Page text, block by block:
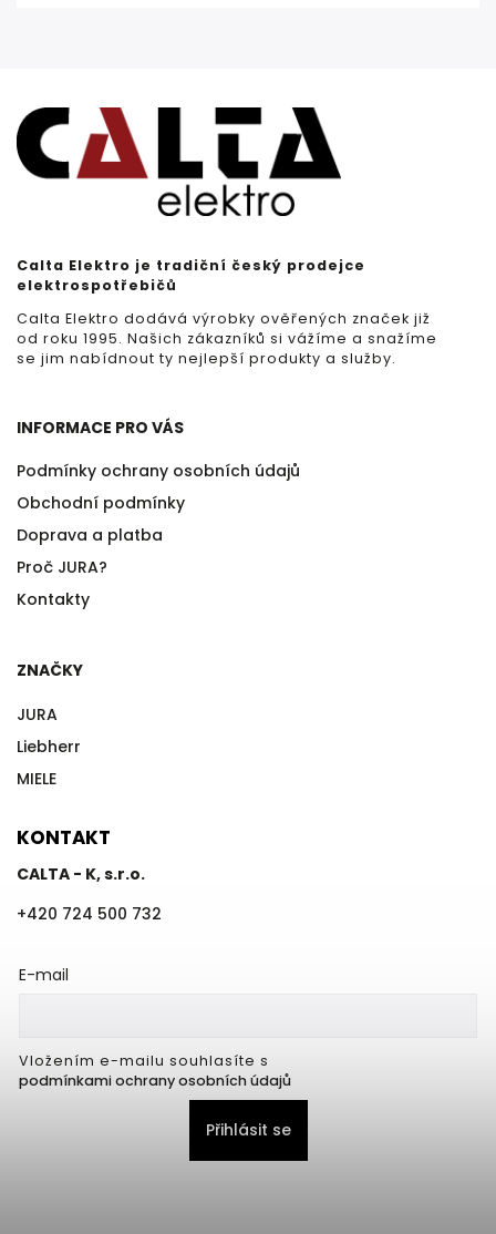
Calta Elektro je tradiční český prodejce
elektrospotřebičů
Calta Elektro dodává výrobky ověřených značek již
od roku 1995. Našich zákazníků si vážíme a snažíme
se jim nabídnout ty nejlepší produkty a služby.
INFORMACE PRO VÁS
Podmínky ochrany osobních údajů
Obchodní podmínky
Doprava a platba
Proč JURA?
Kontakty
ZNAČKY
JURA
Liebherr
MIELE
KONTAKT
CALTA - K, s.r.o.
+420 724 500 732
E-mail
Vložením e-mailu souhlasíte s
podmínkami ochrany osobních údajů
Přihlásit se